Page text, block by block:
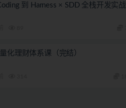
到 Harness × SDD 全栈开发实战
化理财体系课（完结）